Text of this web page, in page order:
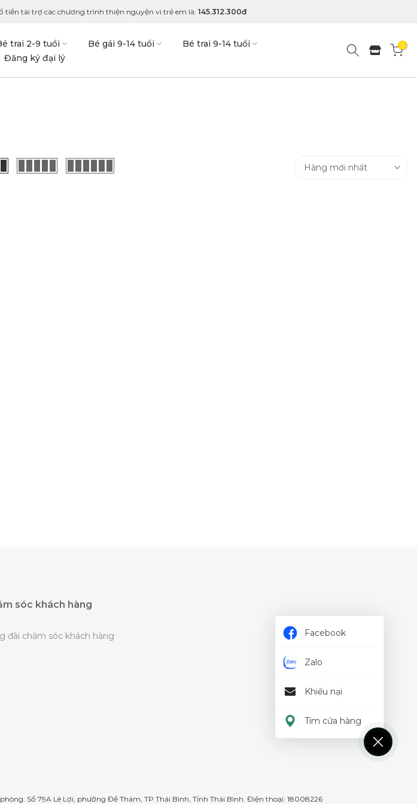
tiền tài trợ các chương trình thiện nguyện vì trẻ em là: 145.312.300đ
trai 2-9 tuổi Bé gái 9-14 tuổi
Bé trai 9-14 tuổi
Đăng ký đại lý
0
Hàng mới nhất
sóc khách hàng
đài chăm sóc khách hàng
Số 79A Lê Lợi, phường Đề Thám, TP Thái Bình, Tỉnh Thái Bình. Điện thoại: 18008226
Facebook
Zalo
Khiếu nại
Tìm cửa hàng